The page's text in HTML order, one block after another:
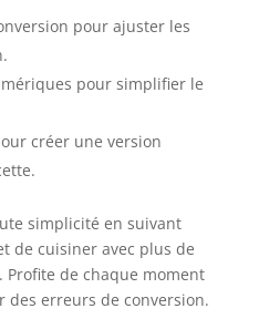
pour ajuster les
pour simplifier le
créer une version
simplicité en suivant
de cuisiner avec plus de
de chaque moment
des erreurs de conversion.